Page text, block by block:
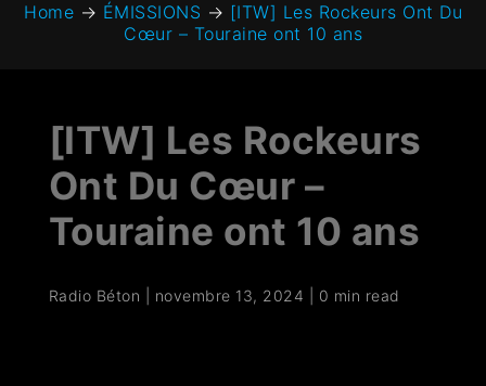
Home → ÉMISSIONS → [ITW] Les Rockeurs Ont Du
Cœur – Touraine ont 10 ans
[ITW] Les Rockeurs
Ont Du Cœur –
Touraine ont 10 ans
Radio Béton novembre 13, 2024 0 min read